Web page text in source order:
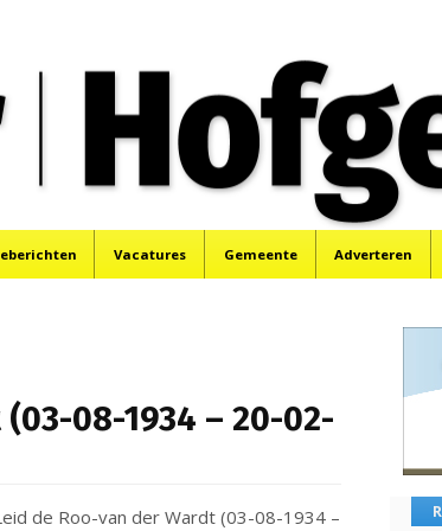
Vacatures Gemeente Adverteren
08-1934 – 20-02-
de Roo-van der Wardt (03-08-1934 –